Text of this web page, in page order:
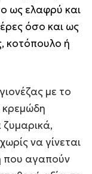
ως ελαφρύ και
όσο και ως
κοτόπουλο ή
με το
κρεμώδη
ζυμαρικά,
να γίνεται
που αγαπούν